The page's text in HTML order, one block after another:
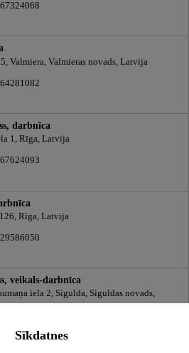
Valmiera, Valmieras novads, Latvija
darbnīca
1, Rīga, Latvija
Rīga, Latvija
veikals-darbnīca
iela 2, Sigulda, Siguldas novads,
Sīkdatnes